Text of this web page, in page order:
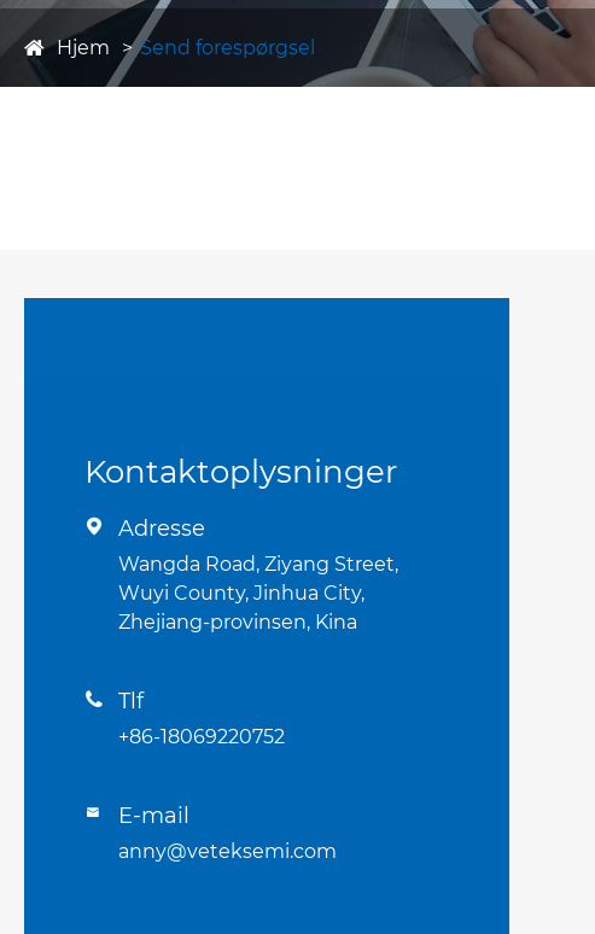
Hjem Send forespørgsel
Kontaktoplysninger
 Adresse
Wangda Road, Ziyang Street,
Wuyi County, Jinhua City,
Zhejiang-provinsen, Kina
 Tlf
+86-18069220752
 E-mail
anny@veteksemi.com